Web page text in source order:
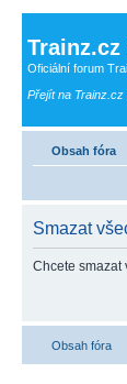
Oficiální forum
Přejít na
Obsah fóra
Smazat
Chcete smazat
Obsah fóra